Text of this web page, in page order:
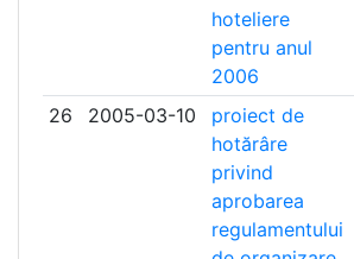
hoteliere
pentru anul
2006
26 2005-03-10
proiect de
hotărâre
privind
aprobarea
regulamentului